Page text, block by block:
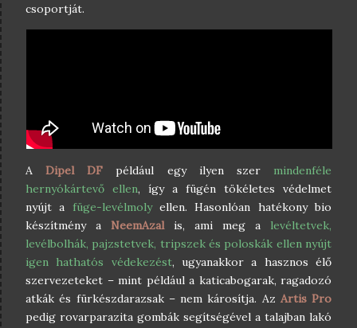
csoportját.
ADipel DF például egy ilyen szer mindenféle
hernyókártevő ellen, így a fügén tökéletes védelmet
nyújt a füge-levélmolyellen. Hasonlóan hatékony bio
készítmény a NeemAzalis, ami meg a levéltetvek,
levélbolhák, pajzstetvek, tripszek és poloskák ellen nyújt
igen hathatós védekezést, ugyanakkor a hasznos élő
szervezeteket – mint például a katicabogarak, ragadozó
atkák és fürkészdarazsak – nem károsítja. Az Artis Pro
pedig rovarparazita gombák segítségével a talajban lakó